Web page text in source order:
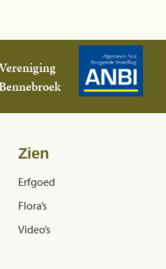
Zien
Erfgoed
Flora’s
Video’s